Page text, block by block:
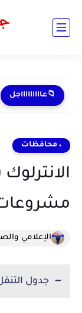
📁عاااااااااجل
، محافظات
مشروعات
الإعلامي
جدول